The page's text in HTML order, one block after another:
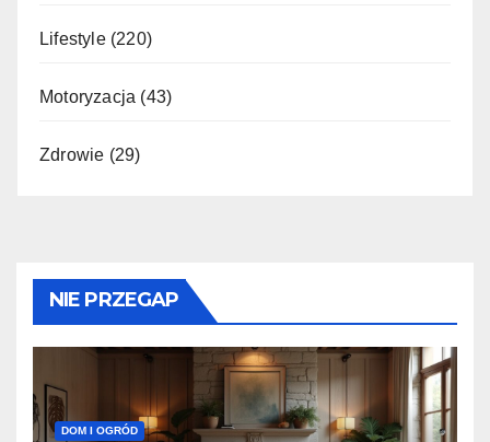
Lifestyle(220)
Motoryzacja (43)
Zdrowie (29)
NIE PRZEGAP
DOM I OGRÓD